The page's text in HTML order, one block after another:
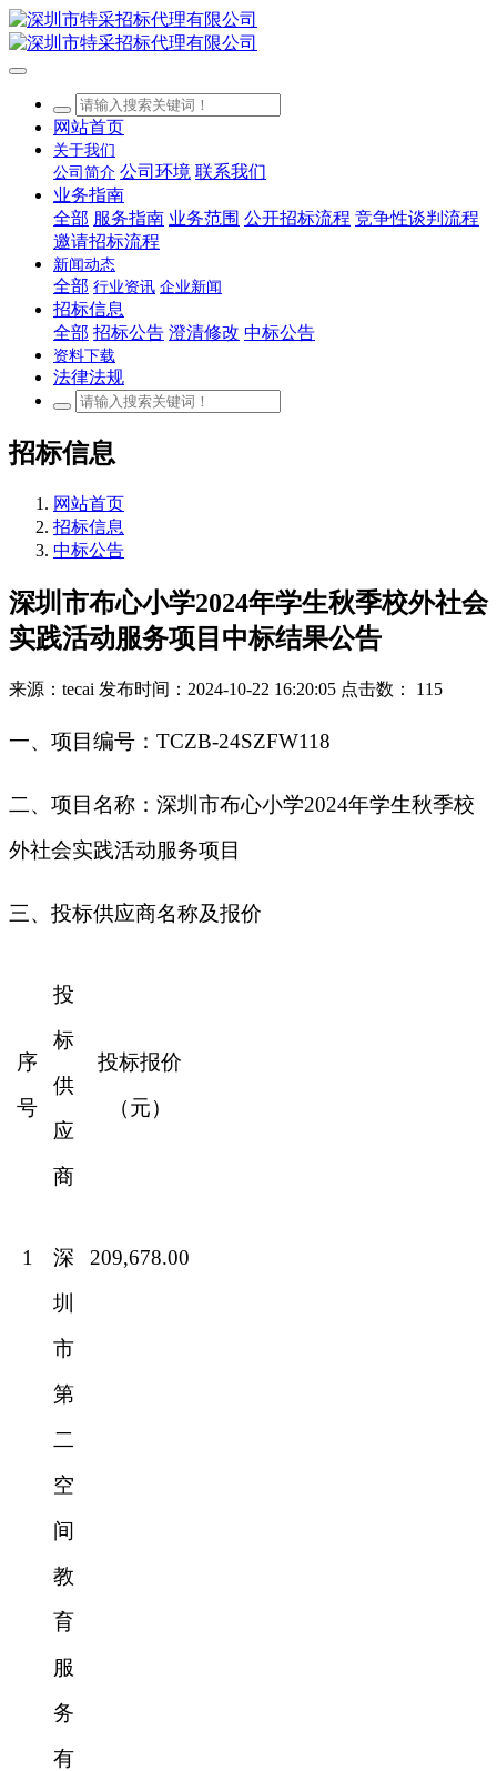
网站首页
关于我们
公司简介 公司环境 联系我们
业务指南
全部 服务指南 业务范围 公开招标流程 竞争性谈判流程
邀请招标流程
新闻动态
全部 行业资讯 企业新闻
招标信息
全部 招标公告 澄清修改 中标公告
资料下载
法律法规
招标信息
网站首页
招标信息
中标公告
深圳市布心小学2024年学生秋季校外社会
实践活动服务项目中标结果公告
来源：tecai 发布时间：2024-10-22 16:20:05 点击数： 115
一、 项目编号： TCZB-24SZFW118
二、 项目名称：深圳市布心小学2024年学生秋季校
外社会实践活动服务项目
三、投标供应商名称及报价
序
号
投
标
供
应
商
投标报价
（元）
1
深
圳
市
第
二
空
间
教
育
服
务
有
209,678.00